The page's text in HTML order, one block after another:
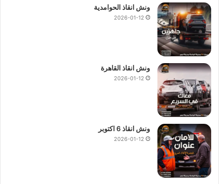
ونش انقاذ الحوامدية
2026-01-12
ونش انقاذ القاهرة
2026-01-12
ونش انقاذ 6 اكتوبر
2026-01-12